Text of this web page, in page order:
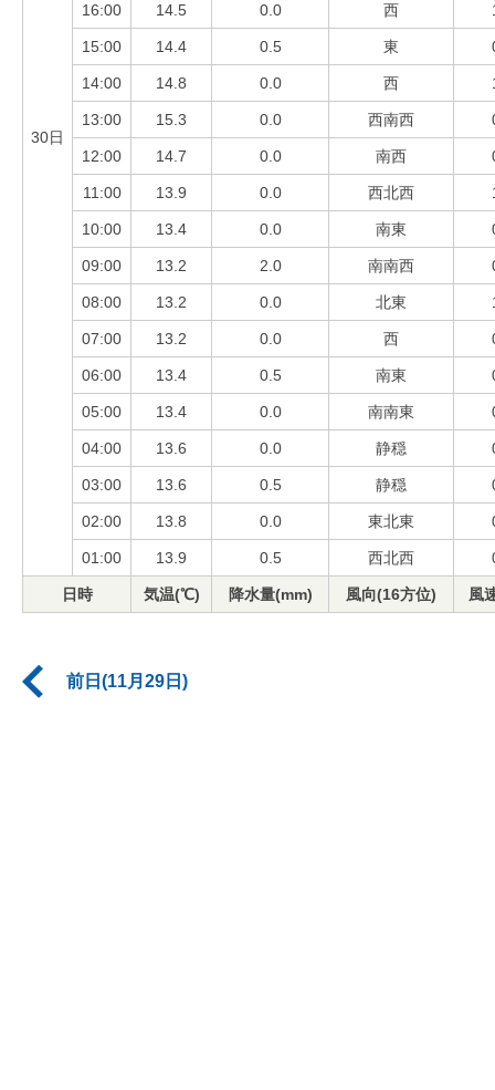
30日
16:00 14.5 0.0 西
15:00 14.4 0.5 東
14:00 14.8 0.0 西
13:00 15.3 0.0 西南西
12:00 14.7 0.0 南西
11:00 13.9 0.0 西北西
10:00 13.4 0.0 南東
09:00 13.2 2.0 南南西
08:00 13.2 0.0 北東
07:00 13.2 0.0 西
06:00 13.4 0.5 南東
05:00 13.4 0.0 南南東
04:00 13.6 0.0 静穏
03:00 13.6 0.5 静穏
02:00 13.8 0.0 東北東
01:00 13.9 0.5 西北西
日時 気温(℃) 降水量(mm) 風向(16方位) 風
前日(11月29日)